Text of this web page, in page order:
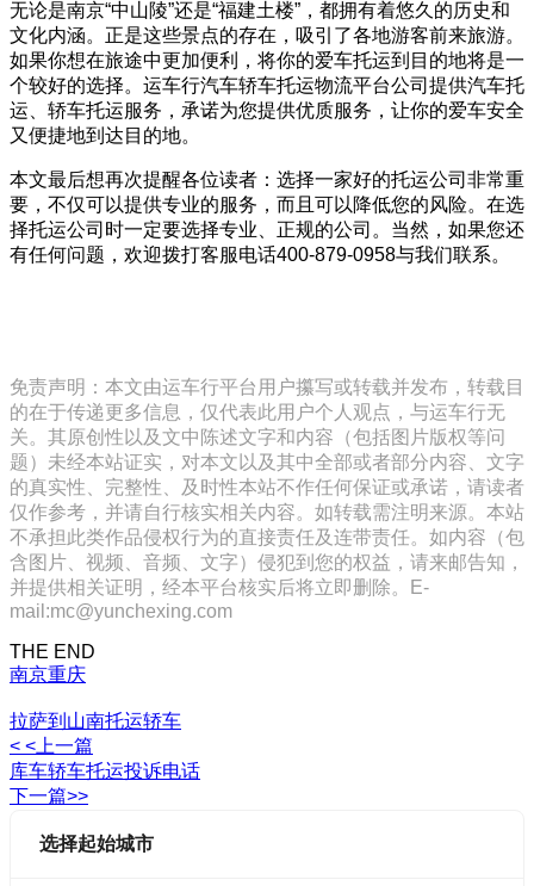
无论是南京“中山陵”还是“福建土楼”，都拥有着悠久的历史和
文化内涵。正是这些景点的存在，吸引了各地游客前来旅游。
如果你想在旅途中更加便利，将你的爱车托运到目的地将是一
个较好的选择。运车行汽车轿车托运物流平台公司提供汽车托
运、轿车托运服务，承诺为您提供优质服务，让你的爱车安全
又便捷地到达目的地。
本文最后想再次提醒各位读者：选择一家好的托运公司非常重
要，不仅可以提供专业的服务，而且可以降低您的风险。在选
择托运公司时一定要选择专业、正规的公司。当然，如果您还
有任何问题，欢迎拨打客服电话400-879-0958与我们联系。
免责声明：本文由运车行平台用户攥写或转载并发布，转载目
的在于传递更多信息，仅代表此用户个人观点，与运车行无
关。其原创性以及文中陈述文字和内容（包括图片版权等问
题）未经本站证实，对本文以及其中全部或者部分内容、文字
的真实性、完整性、及时性本站不作任何保证或承诺，请读者
仅作参考，并请自行核实相关内容。如转载需注明来源。本站
不承担此类作品侵权行为的直接责任及连带责任。如内容（包
含图片、视频、音频、文字）侵犯到您的权益，请来邮告知，
并提供相关证明，经本平台核实后将立即删除。E-
mail:mc@yunchexing.com
THE END
南京重庆
拉萨到山南托运轿车
< <上一篇
库车轿车托运投诉电话
下一篇>>
选择起始城市